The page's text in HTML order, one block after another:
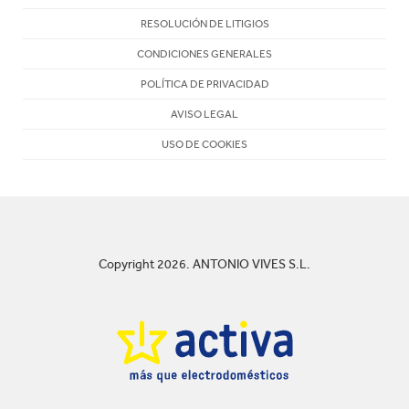
RESOLUCIÓN DE LITIGIOS
CONDICIONES GENERALES
POLÍTICA DE PRIVACIDAD
AVISO LEGAL
USO DE COOKIES
Copyright 2026. ANTONIO VIVES S.L.